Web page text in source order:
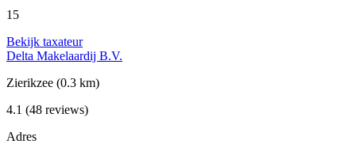
15
Bekijk taxateur
Delta Makelaardij B.V.
Zierikzee (0.3 km)
4.1 (48 reviews)
Adres